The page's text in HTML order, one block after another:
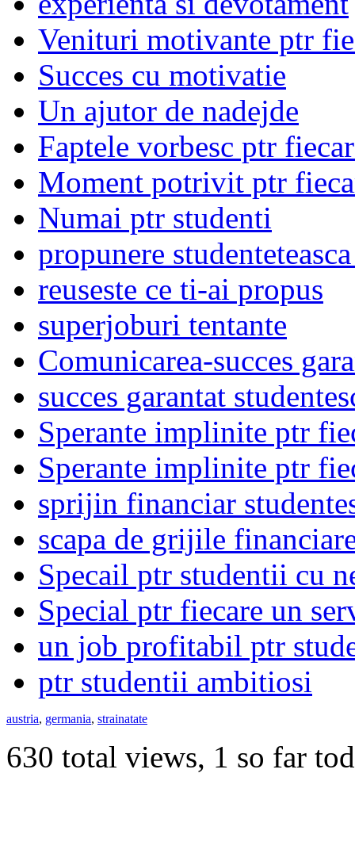
Venituri motivante ptr
Succes cu motivatie
Un ajutor de nadejde
Faptele vorbesc ptr
Moment potrivit ptr
Numai ptr studenti
propunere
reuseste ce ti-ai propus
superjoburi tentante
Comunicarea-succes
succes garantat
Sperante implinite ptr
Sperante implinite ptr
sprijin financiar
scapa de grijile
Specail ptr studentii cu
Special ptr fiecare un
un job profitabil ptr
ptr studentii ambitiosi
austria, germania, strainatate
630 total views, 1 so far